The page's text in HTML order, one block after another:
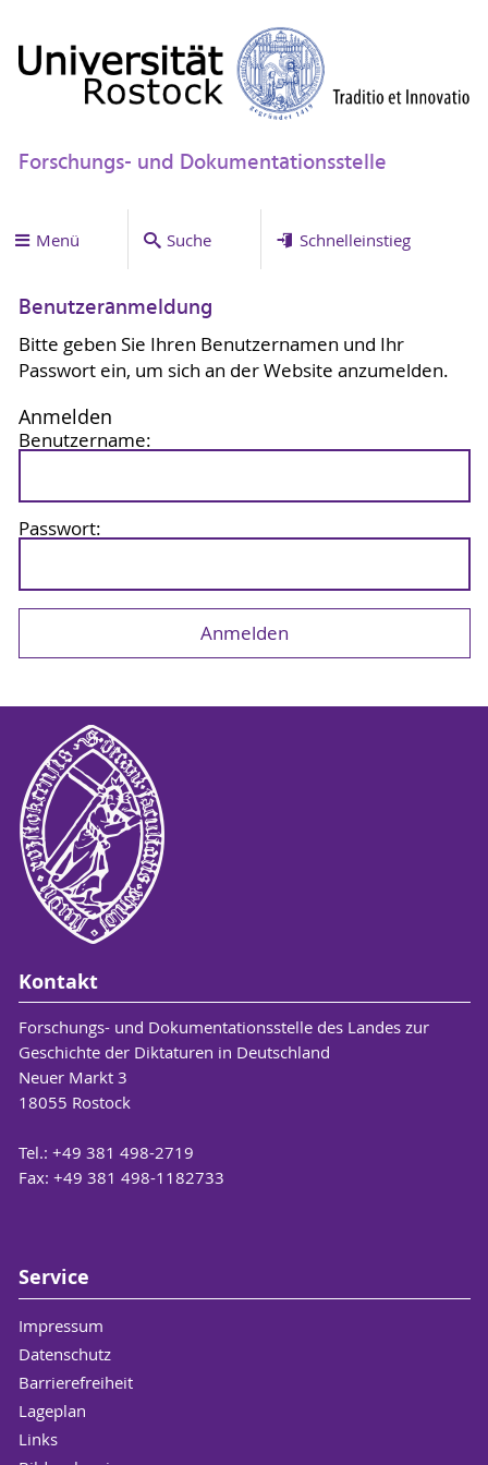
Forschungs- und Dokumentationsstelle
Menü Suche Schnelleinstieg
Benutzeranmeldung
Bitte geben Sie Ihren Benutzernamen und Ihr
Passwort ein, um sich an der Website anzumelden.
Anmelden
Benutzername:
Passwort:
Kontakt
Forschungs- und Dokumentationsstelle des Landes zur
Geschichte der Diktaturen in Deutschland
Neuer Markt 3
18055 Rostock
Tel.: +49 381 498-2719
Fax: +49 381 498-1182733
Service
Impressum
Datenschutz
Barrierefreiheit
Lageplan
Links